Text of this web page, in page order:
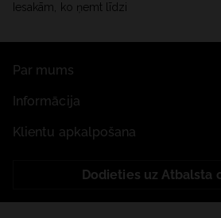
Iesakām, ko ņemt līdzi
Par mums
Informācija
Klientu apkalpošana
Dodieties uz Atbalsta